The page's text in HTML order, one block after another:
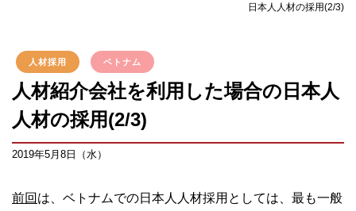
日本人人材の採用(2/3)
人材採用 ベトナム
人材紹介会社を利用した場合の日本人
人材の採用(2/3)
2019年5月8日（水）
前回 は、ベトナムでの日本人人材採用としては、最も一般